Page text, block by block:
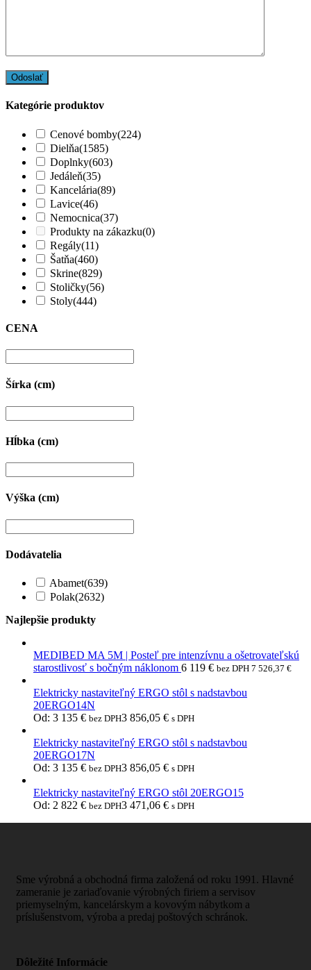
Kategórie produktov
Cenové bomby(224)
Dielňa(1585)
Doplnky(603)
Jedáleň(35)
Kancelária(89)
Lavice(46)
Nemocnica(37)
Produkty na zákazku(0)
Regály(11)
Šatňa(460)
Skrine(829)
Stoličky(56)
Stoly(444)
CENA
Šírka (cm)
Hĺbka (cm)
Výška (cm)
Dodávatelia
Abamet(639)
Polak(2632)
Najlepšie produkty
MEDIBED MA 5M | Posteľ pre intenzívnu a ošetrovateľskú
starostlivosť s bočným náklonom 6 119 € bez DPH 7 526,37 €
Elektricky nastaviteľný ERGO stôl s nadstavbou
20ERGO14N
Od: 3 135 € bez DPH3 856,05 € s DPH
Elektricky nastaviteľný ERGO stôl s nadstavbou
20ERGO17N
Od: 3 135 € bez DPH3 856,05 € s DPH
Elektricky nastaviteľný ERGO stôl 20ERGO15
Od: 2 822 € bez DPH3 471,06 € s DPH
Sme výrobná a obchodná firma založená od roku 1991. Hlavné
zameranie je zariaďovanie výrobných firiem a servisov
priemyselným, kancelárskym a kovovým nábytkom a
príslušenstvom, výroba a predaj poštových schránok.
Dôležité Informácie